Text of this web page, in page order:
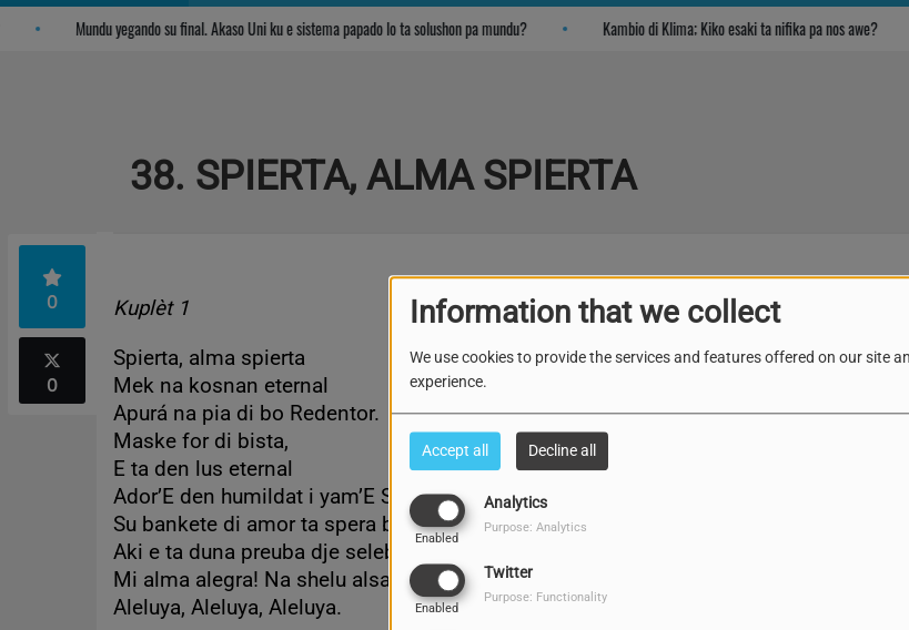
Information that we collect
We use cookies to provide the services and features offered on our site
experience.
Accept all Decline all
Analytics
Enabled
Purpose: Analytics
Twitter
Enabled
Purpose: Functionality
Mundu yegando su final. Akaso Uni ku e sistema papado lo ta solushon pa mundu? Kambio di Klima; Kiko esaki ta nifika pa nos awe?
38. SPIERTA, ALMA SPIERTA
0
0
Kuplèt 1
Spierta, alma spierta
Mek na kosnan eternal
Apurá na pia di bo Redentor.
Maske for di bista,
E ta den lus eternal
Ador’E den humildat i yam’E Señor
Su bankete di amor ta spera bo aya
Aki e ta duna preuba dje selebrashon
Mi alma alegra! Na shelu alsa bos
Aleluya, Aleluya, Aleluya.